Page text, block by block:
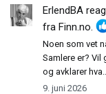
ErlendBA
fra Finn.no.
Noen som vet
Samlere er? Vil
og avklarer
9. juni 2026